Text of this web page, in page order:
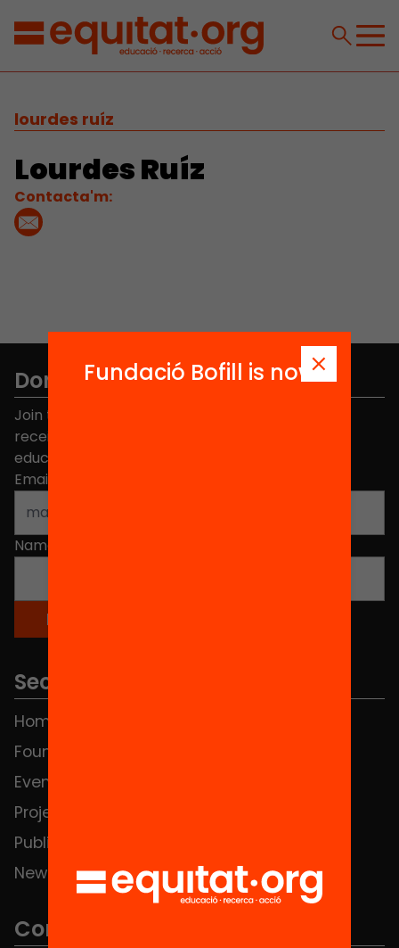
lourdes ruíz
Lourdes Ruíz
Contacta'm:
Don't miss anything.
Join the more than 40,000 people who already
receive news about initiatives and projects for
educational change in Catalonia.
Email address
Name
Sections
Home
Foundation
Events
Projects
Publications and videos
News
Contact
Fundació Bofill is now